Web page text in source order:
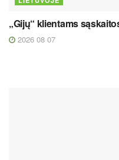
„Gijų“ klientams
2026 08 07